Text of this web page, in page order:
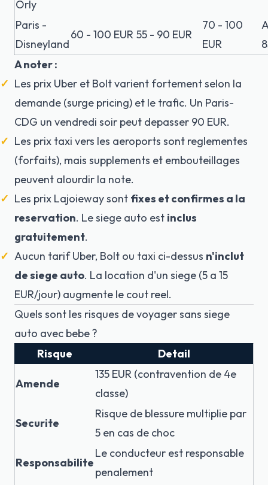
Orly
Paris -
Disneyland
60 - 100 EUR 55 - 90 EUR
70 - 100
EUR
A noter :
Les prix Uber et Bolt varient fortement selon la
demande (surge pricing) et le trafic. Un Paris-
CDG un vendredi soir peut depasser 90 EUR.
Les prix taxi vers les aeroports sont reglementes
(forfaits), mais supplements et embouteillages
peuvent alourdir la note.
Les prix Lajoieway sont fixes et confirmes a la
reservation. Le siege auto est inclus
gratuitement.
Aucun tarif Uber, Bolt ou taxi ci-dessus n'inclut
de siege auto. La location d'un siege (5 a 15
EUR/jour) augmente le cout reel.
Quels sont les risques de voyager sans siege
auto avec bebe ?
Risque
Detail
Amende
135 EUR (contravention de 4e
classe)
Securite
Risque de blessure multiplie par
5 en cas de choc
Responsabilite
Le conducteur est responsable
penalement